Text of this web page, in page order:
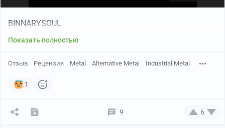
чуть ли не на уровне Рамов и получите один из самых
неординарных коллективов рок и метал сцены
BINNARYSOUL
Показать полностью
Отзыв Рецензия Metal Alternative Metal Industrial Metal
1
9 6